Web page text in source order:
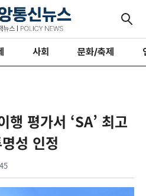
사회 문화/축제
행 평가서 ‘SA’ 최고
성 인정